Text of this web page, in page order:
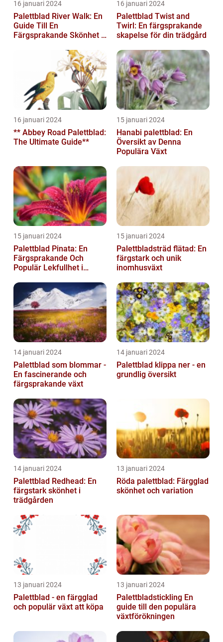
16 januari 2024
Palettblad River Walk: En
Guide Till En
Färgsprakande Skönhet I
16 januari 2024
Palettblad Twist and
Twirl: En färgsprakande
skapelse för din trädgård
16 januari 2024
** Abbey Road Palettblad:
The Ultimate Guide**
15 januari 2024
Hanabi palettblad: En
Översikt av Denna
Populära Växt
15 januari 2024
Palettblad Pinata: En
Färgsprakande Och
Populär Lekfullhet i
15 januari 2024
Palettbladsträd flätad: En
färgstark och unik
inomhusväxt
14 januari 2024
Palettblad som blommar -
En fascinerande och
färgsprakande växt
14 januari 2024
Palettblad klippa ner - en
grundlig översikt
14 januari 2024
Palettblad Redhead: En
färgstark skönhet i
trädgården
13 januari 2024
Röda palettblad: Färgglad
skönhet och variation
13 januari 2024
Palettblad - en färgglad
och populär växt att köpa
13 januari 2024
Palettbladstickling En
guide till den populära
växtförökningen